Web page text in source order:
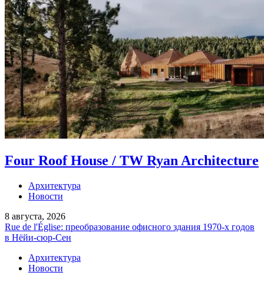
Four Roof House / TW Ryan Architecture
Архитектура
Новости
8 августа, 2026
Rue de l'Église: преобразование офисного здания 1970-х годов
в Нёйи-сюр-Сен
Архитектура
Новости